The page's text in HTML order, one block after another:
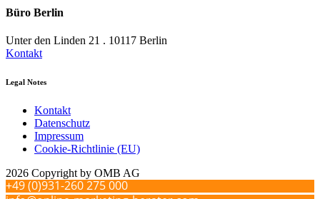
Büro Berlin
Unter den Linden 21 . 10117 Berlin
Kontakt
Legal Notes
Kontakt
Datenschutz
Impressum
Cookie-Richtlinie (EU)
2026 Copyright by OMB AG
+49 (0)931-260 275 000